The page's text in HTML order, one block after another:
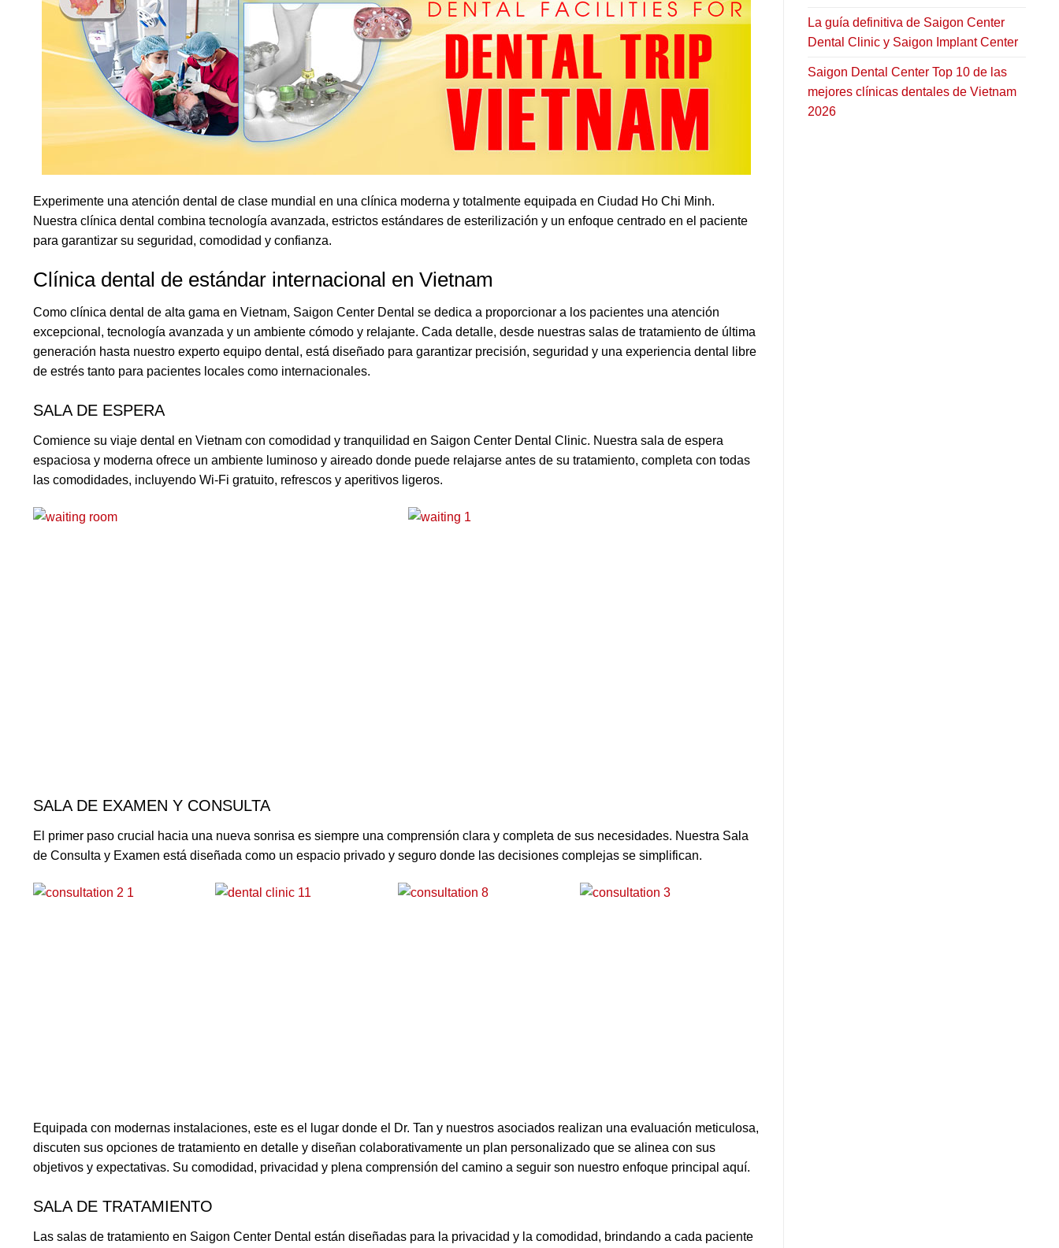
Experimente una atención dental de clase mundial en una clínica moderna y totalmente equipada en Ciudad Ho Chi Minh.
Nuestra clínica dental combina tecnología avanzada, estrictos estándares de esterilización y un enfoque centrado en el paciente
para garantizar su seguridad, comodidad y confianza.
Clínica dental de estándar internacional en Vietnam
Como clínica dental de alta gama en Vietnam, Saigon Center Dental se dedica a proporcionar a los pacientes una atención
excepcional, tecnología avanzada y un ambiente cómodo y relajante. Cada detalle, desde nuestras salas de tratamiento de última
generación hasta nuestro experto equipo dental, está diseñado para garantizar precisión, seguridad y una experiencia dental libre
de estrés tanto para pacientes locales como internacionales.
SALA DE ESPERA
Comience su viaje dental en Vietnam con comodidad y tranquilidad en Saigon Center Dental Clinic. Nuestra sala de espera
espaciosa y moderna ofrece un ambiente luminoso y aireado donde puede relajarse antes de su tratamiento, completa con todas
las comodidades, incluyendo Wi-Fi gratuito, refrescos y aperitivos ligeros.
SALA DE EXAMEN Y CONSULTA
El primer paso crucial hacia una nueva sonrisa es siempre una comprensión clara y completa de sus necesidades. Nuestra Sala
de Consulta y Examen está diseñada como un espacio privado y seguro donde las decisiones complejas se simplifican.
Equipada con modernas instalaciones, este es el lugar donde el Dr. Tan y nuestros asociados realizan una evaluación meticulosa,
discuten sus opciones de tratamiento en detalle y diseñan colaborativamente un plan personalizado que se alinea con sus
objetivos y expectativas. Su comodidad, privacidad y plena comprensión del camino a seguir son nuestro enfoque principal aquí.
SALA DE TRATAMIENTO
Las salas de tratamiento en Saigon Center Dental están diseñadas para la privacidad y la comodidad, brindando a cada paciente
La guía definitiva de Saigon Center
Dental Clinic y Saigon Implant Center
Saigon Dental Center Top 10 de las
mejores clínicas dentales de Vietnam
2026